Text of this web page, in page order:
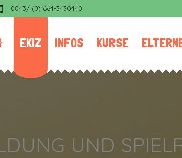
0043/ (0) 664-3430440
EKIZ INFOS KURSE
UND